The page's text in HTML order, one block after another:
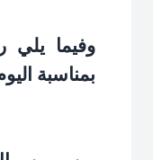
وفيما يلي
بمناسبة